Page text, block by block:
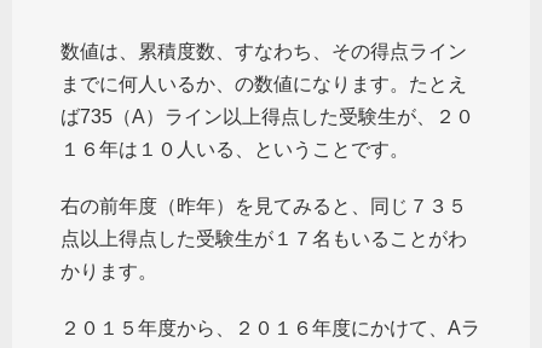
数値は、累積度数、すなわち、その得点ライン
までに何人いるか、の数値になります。たとえ
ば735（A）ライン以上得点した受験生が、２０
１６年は１０人いる、ということです。
右の前年度（昨年）を見てみると、同じ７３５
点以上得点した受験生が１７名もいることがわ
かります。
２０１５年度から、２０１６年度にかけて、Aラ